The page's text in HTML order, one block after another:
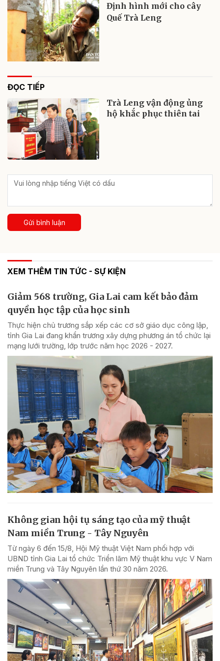
Định hình mới cho cây
Quế Trà Leng
ĐỌC TIẾP
Trà Leng vận động ủng
hộ khắc phục thiên tai
Gửi bình luận
XEM THÊM TIN TỨC - SỰ KIỆN
Giảm 568 trường, Gia Lai cam kết bảo đảm
quyền học tập của học sinh
Thực hiện chủ trương sắp xếp các cơ sở giáo dục công lập,
tỉnh Gia Lai đang khẩn trương xây dựng phương án tổ chức lại
mạng lưới trường, lớp trước năm học 2026 - 2027.
Không gian hội tụ sáng tạo của mỹ thuật
Nam miền Trung - Tây Nguyên
Từ ngày 6 đến 15/8, Hội Mỹ thuật Việt Nam phối hợp với
UBND tỉnh Gia Lai tổ chức Triển lãm Mỹ thuật khu vực V Nam
miền Trung và Tây Nguyên lần thứ 30 năm 2026.